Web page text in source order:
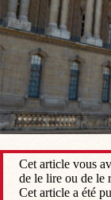
Cet article vous
de le lire ou de le
Cet article a été